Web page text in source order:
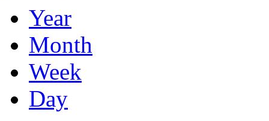
Year
Month
Week
Day